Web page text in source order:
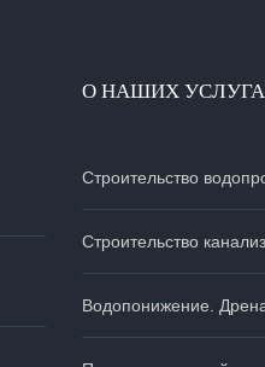
О НАШИХ
Строительство
Строительство
Водопонижение.